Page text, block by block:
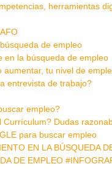
herramientas
de empleo
en la búsqueda de empleo
tu nivel de
entrevista de trabajo?
empleo?
Dudas
para buscar empleo
EN LA BÚSQUEDA
DE EMPLEO